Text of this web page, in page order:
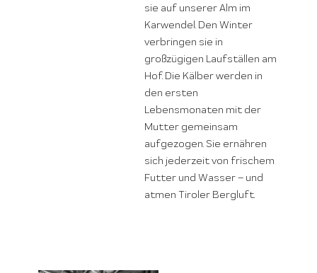
sie auf unserer Alm im
Karwendel. Den Winter
verbringen sie in
großzügigen Laufställen am
Hof. Die Kälber werden in
den ersten
Lebensmonaten mit der
Mutter gemeinsam
aufgezogen. Sie ernähren
sich jederzeit von frischem
Futter und Wasser – und
atmen Tiroler Bergluft.